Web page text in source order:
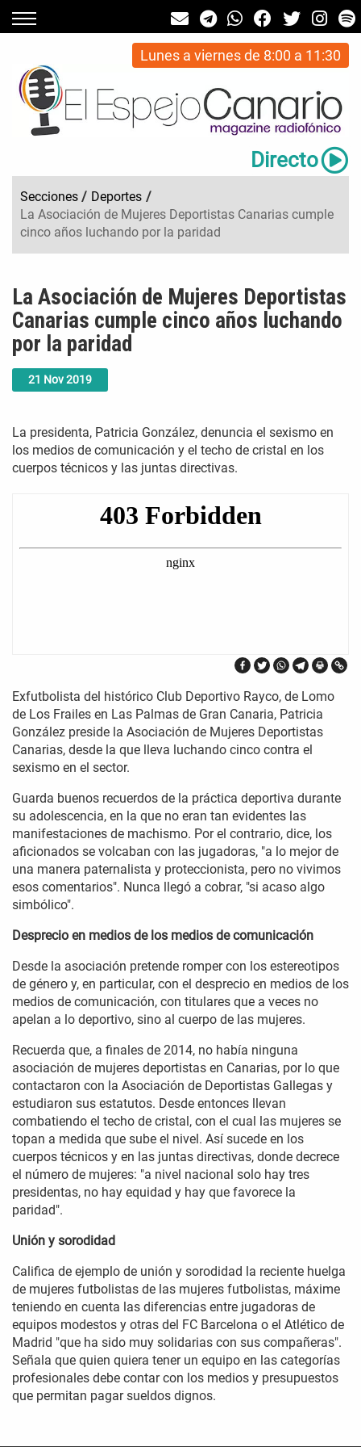
Lunes a viernes de 8:00 a 11:30
Directo
Secciones / Deportes /
La Asociación de Mujeres Deportistas Canarias cumple
cinco años luchando por la paridad
21 Nov2019
La Asociación de Mujeres Deportistas
Canarias cumple cinco años luchando
por la paridad
La presidenta, Patricia González, denuncia el sexismo en
los medios de comunicación y el techo de cristal en los
cuerpos técnicos y las juntas directivas.
Exfutbolista del histórico Club Deportivo Rayco, de Lomo
de Los Frailes en Las Palmas de Gran Canaria, Patricia
González preside la Asociación de Mujeres Deportistas
Canarias, desde la que lleva luchando cinco contra el
sexismo en el sector.
Guarda buenos recuerdos de la práctica deportiva durante
su adolescencia, en la que no eran tan evidentes las
manifestaciones de machismo. Por el contrario, dice, los
aficionados se volcaban con las jugadoras, "a lo mejor de
una manera paternalista y proteccionista, pero no vivimos
esos comentarios". Nunca llegó a cobrar, "si acaso algo
simbólico".
Desprecio en medios de los medios de comunicación
Desde la asociación pretende romper con los estereotipos
de género y, en particular, con el desprecio en medios de los
medios de comunicación, con titulares que a veces no
apelan a lo deportivo, sino al cuerpo de las mujeres.
Recuerda que, a finales de 2014, no había ninguna
asociación de mujeres deportistas en Canarias, por lo que
contactaron con la Asociación de Deportistas Gallegas y
estudiaron sus estatutos. Desde entonces llevan
combatiendo el techo de cristal, con el cual las mujeres se
topan a medida que sube el nivel. Así sucede en los
cuerpos técnicos y en las juntas directivas, donde decrece
el número de mujeres: "a nivel nacional solo hay tres
presidentas, no hay equidad y hay que favorece la
paridad".
Unión y sorodidad
Califica de ejemplo de unión y sorodidad la reciente huelga
de mujeres futbolistas de las mujeres futbolistas, máxime
teniendo en cuenta las diferencias entre jugadoras de
equipos modestos y otras del FC Barcelona o el Atlético de
Madrid "que ha sido muy solidarias con sus compañeras".
Señala que quien quiera tener un equipo en las categorías
profesionales debe contar con los medios y presupuestos
que permitan pagar sueldos dignos.